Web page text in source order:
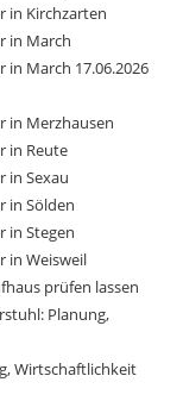
in Kirchzarten
in March
March 17.06.2026
in Merzhausen
in Reute
in Sexau
in Sölden
in Stegen
in Weisweil
prüfen lassen
Planung,
Wirtschaftlichkeit